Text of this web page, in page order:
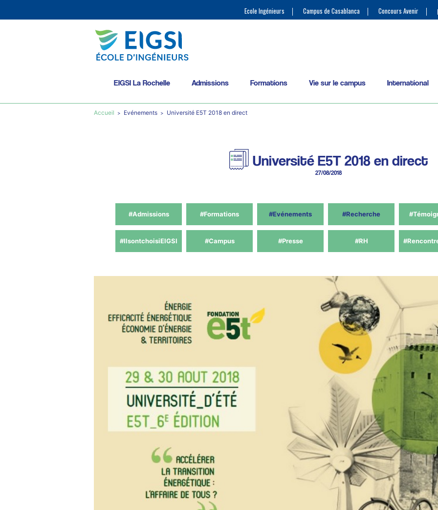
Ecole Ingénieurs Campus de Casablanca Concours Avenir
EIGSI La Rochelle Admissions Formations Vie sur le campus International
Accueil Evénements Université E5T 2018 en direct
Université E5T 2018 en direct
27/08/2018
#Admissions #Formations #Evénements #Recherche
#IlsontchoisiEIGSI #Campus #Presse #RH